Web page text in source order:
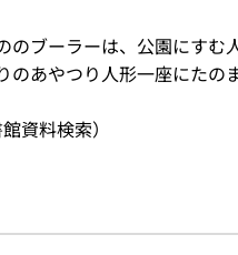
のブーラーは、公園にすむ
のあやつり人形一座にたの
資料検索）